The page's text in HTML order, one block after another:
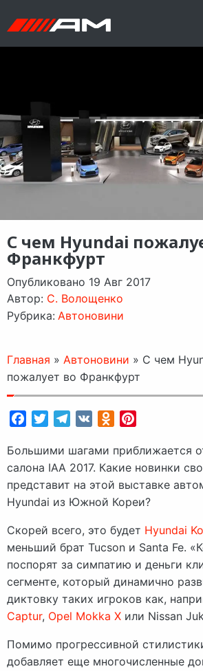
С чем Hyundai
Франкфурт
Опубликовано 19 Авг 2017
Автор: C. Волощенко
Рубрика: Автоновини
Главная » Автоновини » С чем
пожалует во Франкфурт
FacebookTwitterTelegram
VK Odnoklassniki
Большими шагами приближается
салона IAA 2017. Какие новинки
представит на этой выставке
Hyundai из Южной Кореи?
Скорей всего, это будет Hyundai
меньший брат Tucson и Santa Fe.
поспорят за симпатию и деньги
сегменте, который динамично
диктовку таких игроков как,
Captur, Opel Mokka X или Nissan
Помимо прогрессивной
добавляет еще многочисленные